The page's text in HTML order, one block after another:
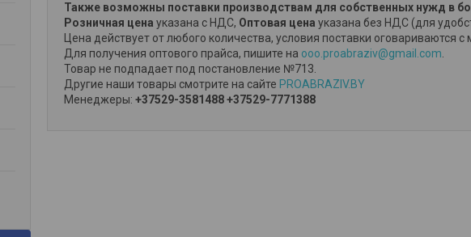
Также возможны поставки производствам для собственных нужд в
Розничная цена указана с НДС, Оптовая цена указана без НДС (для
Цена действует от любого количества, условия поставки оговариваются
Для получения оптового прайса, пишите на ooo.proabraziv@gmail.com
Товар не подпадает под постановление №713.
Другие наши товары смотрите на сайте PROABRAZIV.BY
Менеджеры: +37529-3581488+37529-7771388